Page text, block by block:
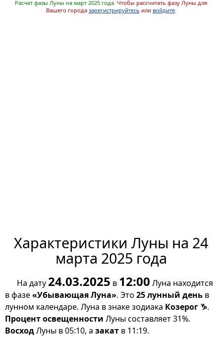
Расчет фазы Луны на март 2025 года. Чтобы рассчитать фазу Луны для
Вашего города зарегистрируйтесь или войдите.
Характеристики Луны на 24
марта 2025 года
На дату 24.03.2025 в 12:00 Луна находится
в фазе«Убывающая Луна». Это 25 лунный день в
лунном календаре. Луна в знаке зодиака Козерог ♑.
Процент освещенности Луны составляет 31%.
ВосходЛуны в 05:10, а закат в 11:19.